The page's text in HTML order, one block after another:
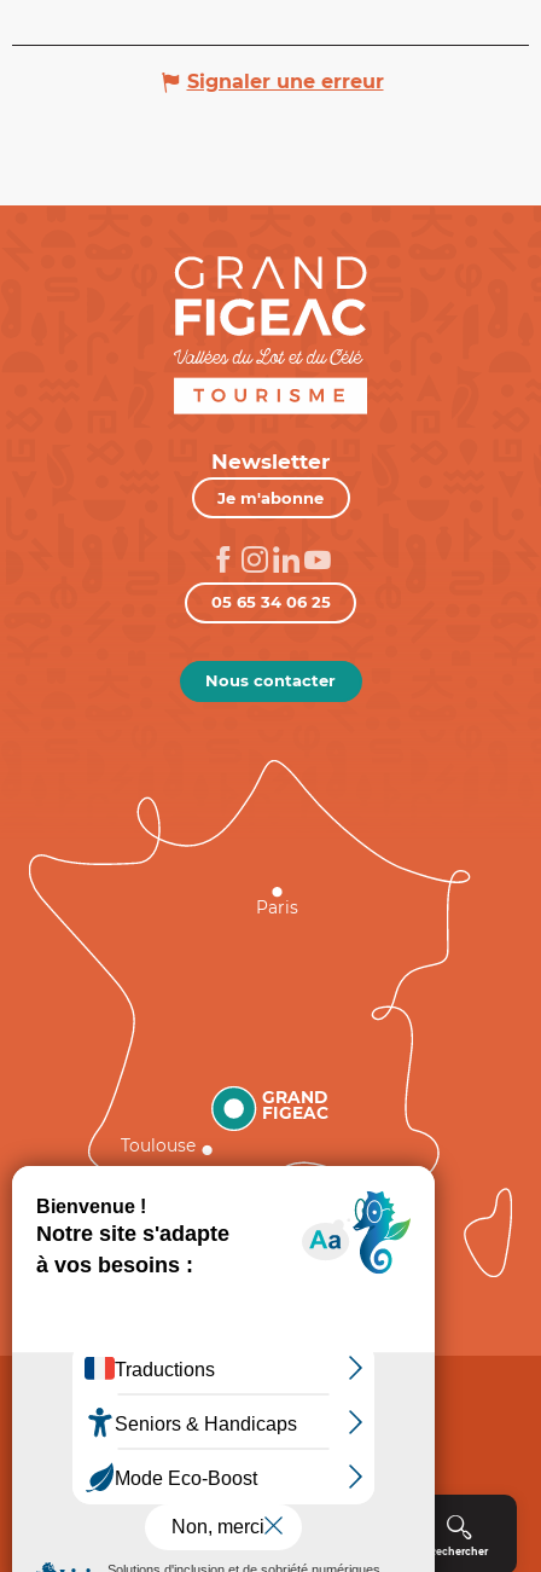
Rechercher
Signaler une erreur
Newsletter
Je m'abonne
05 65 34 06 25
Nous contacter
GRAND
FIGEAC
Toulouse
Paris
Politique de Protection des données
Consentement
Accessibilité : non conforme